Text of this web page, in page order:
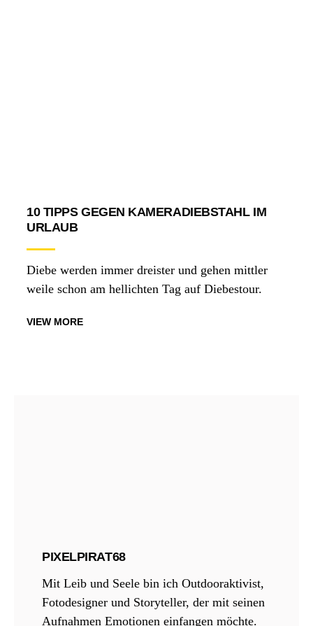
10 TIPPS GEGEN KAMERADIEBSTAHL IM
URLAUB
Diebe werden immer dreister und gehen mittler
weile schon am hellichten Tag auf Diebestour.
VIEW MORE
PIXELPIRAT68
Mit Leib und Seele bin ich Outdooraktivist,
Fotodesigner und Storyteller, der mit seinen
Aufnahmen Emotionen einfangen möchte.